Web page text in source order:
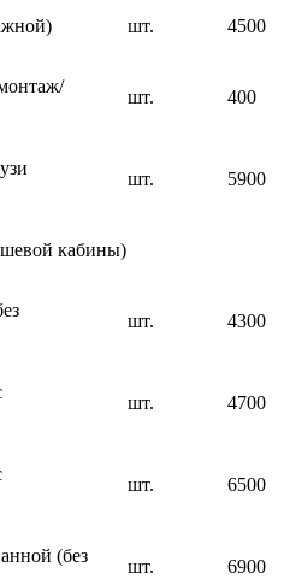
шт. 4500
шт. 400
шт. 5900
кабины)
шт. 4300
шт. 4700
шт. 6500
(без
шт. 6900